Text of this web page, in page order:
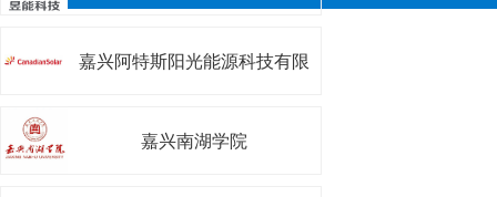
嘉兴阿特斯阳光能源科技有限
嘉兴南湖学院